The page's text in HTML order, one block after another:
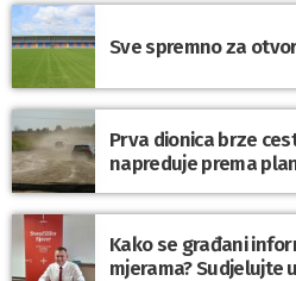
Sve spremno za
Prva dionica brze
napreduje prema
Kako se građani
mjerama? Sudjelujte